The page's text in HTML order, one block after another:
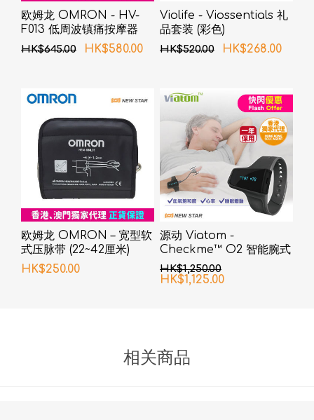
欧姆龙 OMRON - HV-
F013 低周波镇痛按摩器
HK$645.00 HK$580.00
Violife - Viossentials 礼
品套装 (彩色)
HK$520.00 HK$268.00
欧姆龙 OMRON – 宽型软
式压脉带 (22~42厘米)
HK$250.00
源动 Viatom -
Checkme™ O2 智能腕式
脉搏血氧仪
HK$1,250.00
HK$1,125.00
相关商品